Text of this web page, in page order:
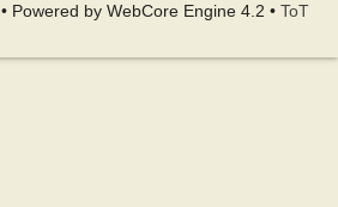
• Powered by WebCore Engine 4.2 • ToT